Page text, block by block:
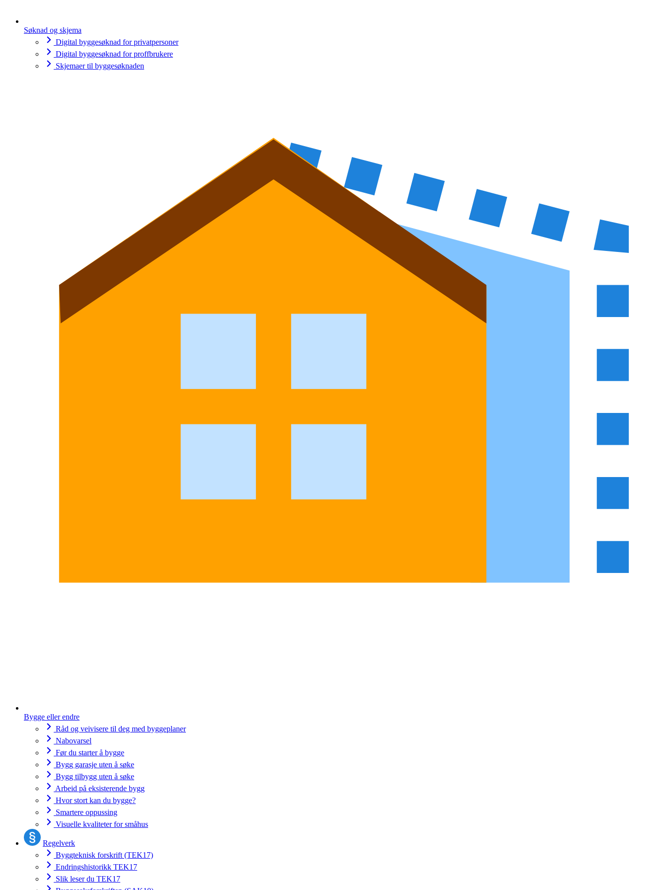
Søknad og skjema
Digital byggesøknad for privatpersoner
Digital byggesøknad for proffbrukere
Skjemaer til byggesøknaden
Bygge eller endre
Råd og veivisere til deg med byggeplaner
Nabovarsel
Før du starter å bygge
Bygg garasje uten å søke
Bygg tilbygg uten å søke
Arbeid på eksisterende bygg
Hvor stort kan du bygge?
Smartere oppussing
Visuelle kvaliteter for småhus
Regelverk
Byggteknisk forskrift (TEK17)
Endringshistorikk TEK17
Slik leser du TEK17